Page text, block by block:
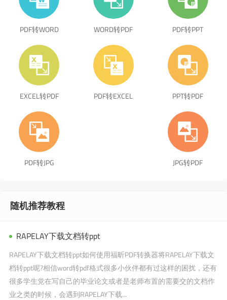
PDF转WORD WORD转PDF PDF转PPT
EXCEL转PDF PDF转EXCEL PPT转PDF
PDF转JPG JPG转PDF
随机推荐教程
RAPELAY下载文档转ppt
RAPELAY下载文档转ppt如何使用福昕PDF转换器将RAPELAY下载文
档转ppt呢?相信word转pdf格式很多小伙伴都有过这样的困扰，还有
很多学生党在写自己的毕业论文或者是老师布置的需要交的文档作
业之类的时候，会遇到RAPELAY下载...